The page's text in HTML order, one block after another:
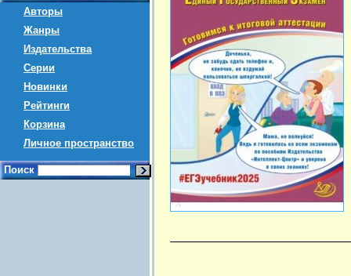
Авторы
Жанры
Издательства
Серии
Новинки
Рейтинги
Корзина
Личное пространство
Поиск